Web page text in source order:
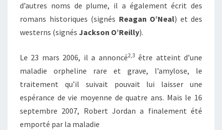
d’autres noms de plume, il a également écrit des
romans historiques (signés Reagan O’Neal) et des
westerns (signés Jackson O’Reilly).
Le 23 mars 2006, il a annoncé2,3 être atteint d’une
maladie orpheline rare et grave, l’amylose, le
traitement qu’il suivait pouvait lui laisser une
espérance de vie moyenne de quatre ans. Mais le 16
septembre 2007, Robert Jordan a finalement été
emporté par la maladie